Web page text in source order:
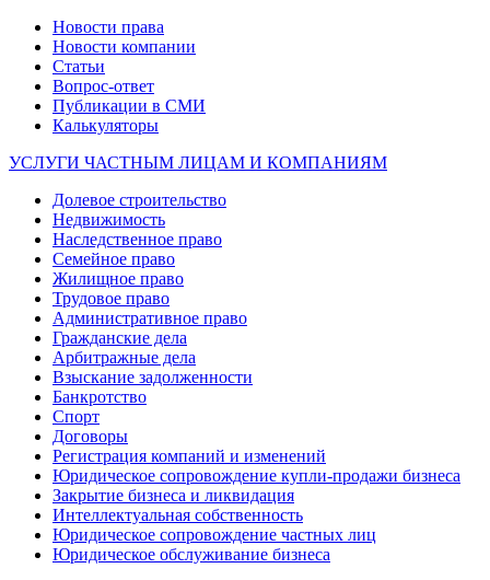
Новости права
Новости компании
Статьи
Вопрос-ответ
Публикации в СМИ
Калькуляторы
УСЛУГИ ЧАСТНЫМ ЛИЦАМ И КОМПАНИЯМ
Долевое строительство
Недвижимость
Наследственное право
Семейное право
Жилищное право
Трудовое право
Административное право
Гражданские дела
Арбитражные дела
Взыскание задолженности
Банкротство
Спорт
Договоры
Регистрация компаний и изменений
Юридическое сопровождение купли-продажи бизнеса
Закрытие бизнеса и ликвидация
Интеллектуальная собственность
Юридическое сопровождение частных лиц
Юридическое обслуживание бизнеса